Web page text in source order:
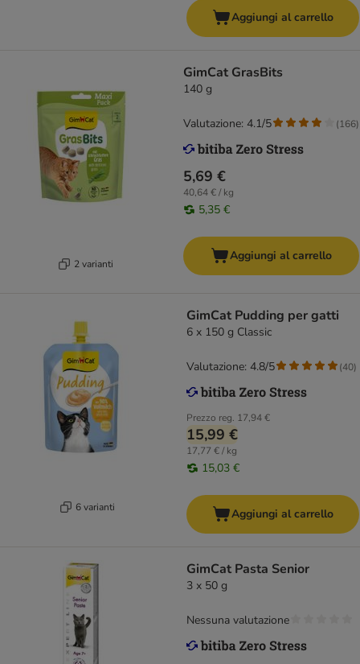
Aggiungi al carrello
2 varianti
GimCat GrasBits
140 g
5,69 €
40,64 € / kg
5,35 €
Valutazione: 4.1/5 (166)
Aggiungi al carrello
6 varianti
GimCat Pudding per gatti
6 x 150 g Classic
Prezzo reg. 17,94 €
15,99 €
17,77 € / kg
15,03 €
Valutazione: 4.8/5 (40)
Aggiungi al carrello
GimCat Pasta Senior
3 x 50 g
Nessuna valutazione